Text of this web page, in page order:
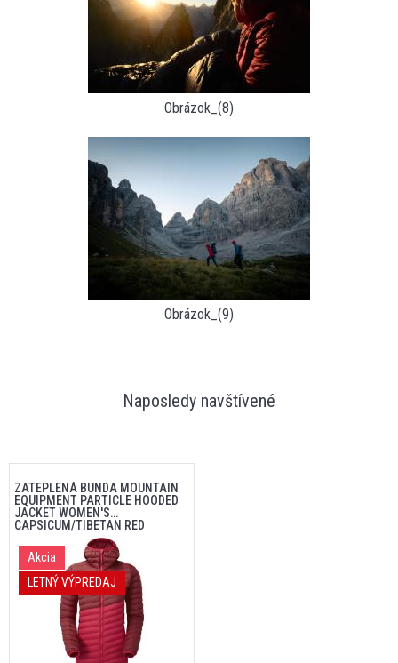
Obrázok_(8)
Obrázok_(9)
Naposledy navštívené
ZATEPLENÁ BUNDA MOUNTAIN
EQUIPMENT PARTICLE HOODED
JACKET WOMEN'S
CAPSICUM/TIBETAN RED
Akcia
LETNÝ VÝPREDAJ